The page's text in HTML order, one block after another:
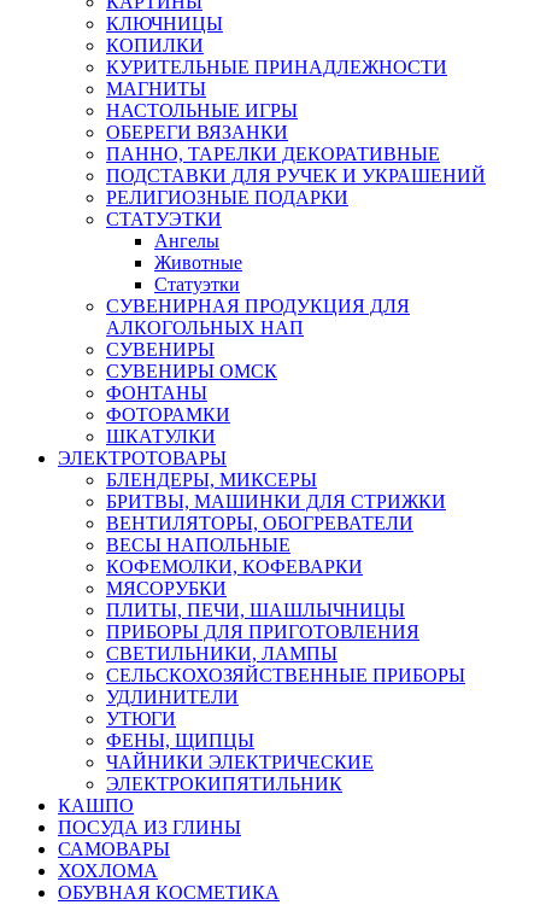
КЛЮЧНИЦЫ
КОПИЛКИ
КУРИТЕЛЬНЫЕ ПРИНАДЛЕЖНОСТИ
МАГНИТЫ
НАСТОЛЬНЫЕ ИГРЫ
ОБЕРЕГИ ВЯЗАНКИ
ПАННО, ТАРЕЛКИ ДЕКОРАТИВНЫЕ
ПОДСТАВКИ ДЛЯ РУЧЕК И УКРАШЕНИЙ
РЕЛИГИОЗНЫЕ ПОДАРКИ
СТАТУЭТКИ
Ангелы
Животные
Статуэтки
СУВЕНИРНАЯ ПРОДУКЦИЯ ДЛЯ
АЛКОГОЛЬНЫХ НАП
СУВЕНИРЫ
СУВЕНИРЫ ОМСК
ФОНТАНЫ
ФОТОРАМКИ
ШКАТУЛКИ
ЭЛЕКТРОТОВАРЫ
БЛЕНДЕРЫ, МИКСЕРЫ
БРИТВЫ, МАШИНКИ ДЛЯ СТРИЖКИ
ВЕНТИЛЯТОРЫ, ОБОГРЕВАТЕЛИ
ВЕСЫ НАПОЛЬНЫЕ
КОФЕМОЛКИ, КОФЕВАРКИ
МЯСОРУБКИ
ПЛИТЫ, ПЕЧИ, ШАШЛЫЧНИЦЫ
ПРИБОРЫ ДЛЯ ПРИГОТОВЛЕНИЯ
СВЕТИЛЬНИКИ, ЛАМПЫ
СЕЛЬСКОХОЗЯЙСТВЕННЫЕ ПРИБОРЫ
УДЛИНИТЕЛИ
УТЮГИ
ФЕНЫ, ЩИПЦЫ
ЧАЙНИКИ ЭЛЕКТРИЧЕСКИЕ
ЭЛЕКТРОКИПЯТИЛЬНИК
КАШПО
ПОСУДА ИЗ ГЛИНЫ
САМОВАРЫ
ХОХЛОМА
ОБУВНАЯ КОСМЕТИКА